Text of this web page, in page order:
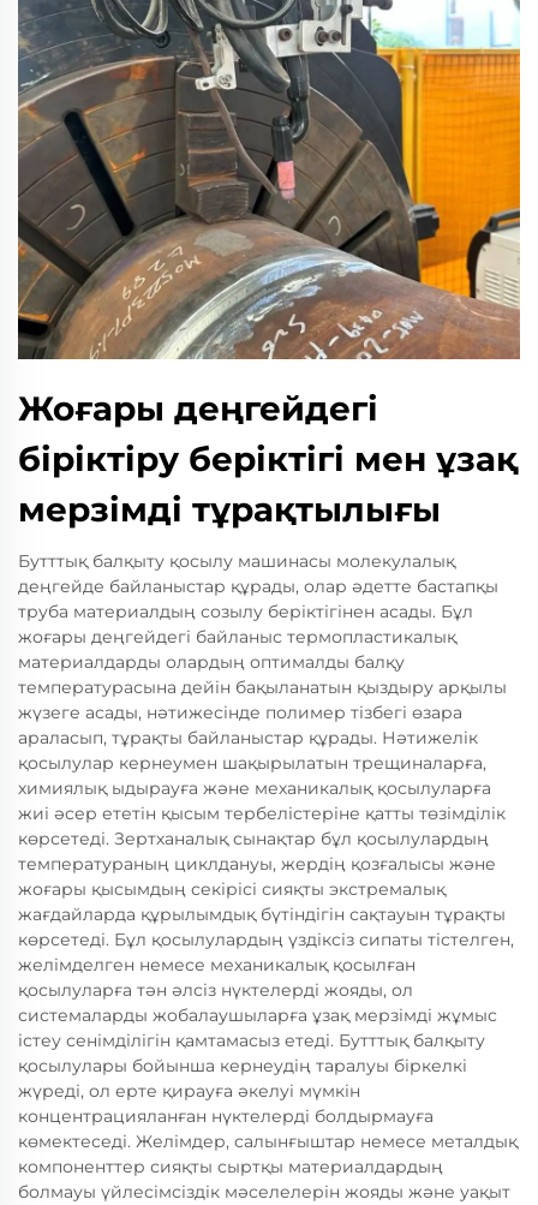
Жоғары деңгейдегі
біріктіру беріктігі мен ұзақ
мерзімді тұрақтылығы
Бутттық балқыту қосылу машинасы молекулалық
деңгейде байланыстар құрады, олар әдетте бастапқы
труба материалдың созылу беріктігінен асады. Бұл
жоғары деңгейдегі байланыс термопластикалық
материалдарды олардың оптималды балқу
температурасына дейін бақыланатын қыздыру арқылы
жүзеге асады, нәтижесінде полимер тізбегі өзара
араласып, тұрақты байланыстар құрады. Нәтижелік
қосылулар кернеумен шақырылатын трещиналарға,
химиялық ыдырауға және механикалық қосылуларға
жиі әсер ететін қысым тербелістеріне қатты төзімділік
көрсетеді. Зертханалық сынақтар бұл қосылулардың
температураның циклдануы, жердің қозғалысы және
жоғары қысымдың секірісі сияқты экстремалық
жағдайларда құрылымдық бүтіндігін сақтауын тұрақты
көрсетеді. Бұл қосылулардың үздіксіз сипаты тістелген,
желімделген немесе механикалық қосылған
қосылуларға тән әлсіз нүктелерді жояды, ол
системаларды жобалаушыларға ұзақ мерзімді жұмыс
істеу сенімділігін қамтамасыз етеді. Бутттық балқыту
қосылулары бойынша кернеудің таралуы біркелкі
жүреді, ол ерте қирауға әкелуі мүмкін
концентрацияланған нүктелерді болдырмауға
көмектеседі. Желімдер, салынғыштар немесе металдық
компоненттер сияқты сыртқы материалдардың
болмауы үйлесімсіздік мәселелерін жояды және уақыт